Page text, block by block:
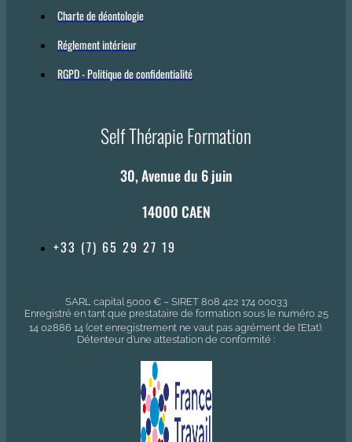
Charte de déontologie
Réglement intérieur
RGPD - Politique de confidentialité
Self Thérapie Formation
30, Avenue du 6 juin
14000 CAEN
+33 (7) 65 29 27 19
SARL capital 5000 € – SIRET 808 422 174 00033
Enregistré en tant que prestataire de formation sous le numéro 25
14 02886 14 (cet enregistrement ne vaut pas agrément de l’Etat).
Détenteur d’une attestation de conformité :